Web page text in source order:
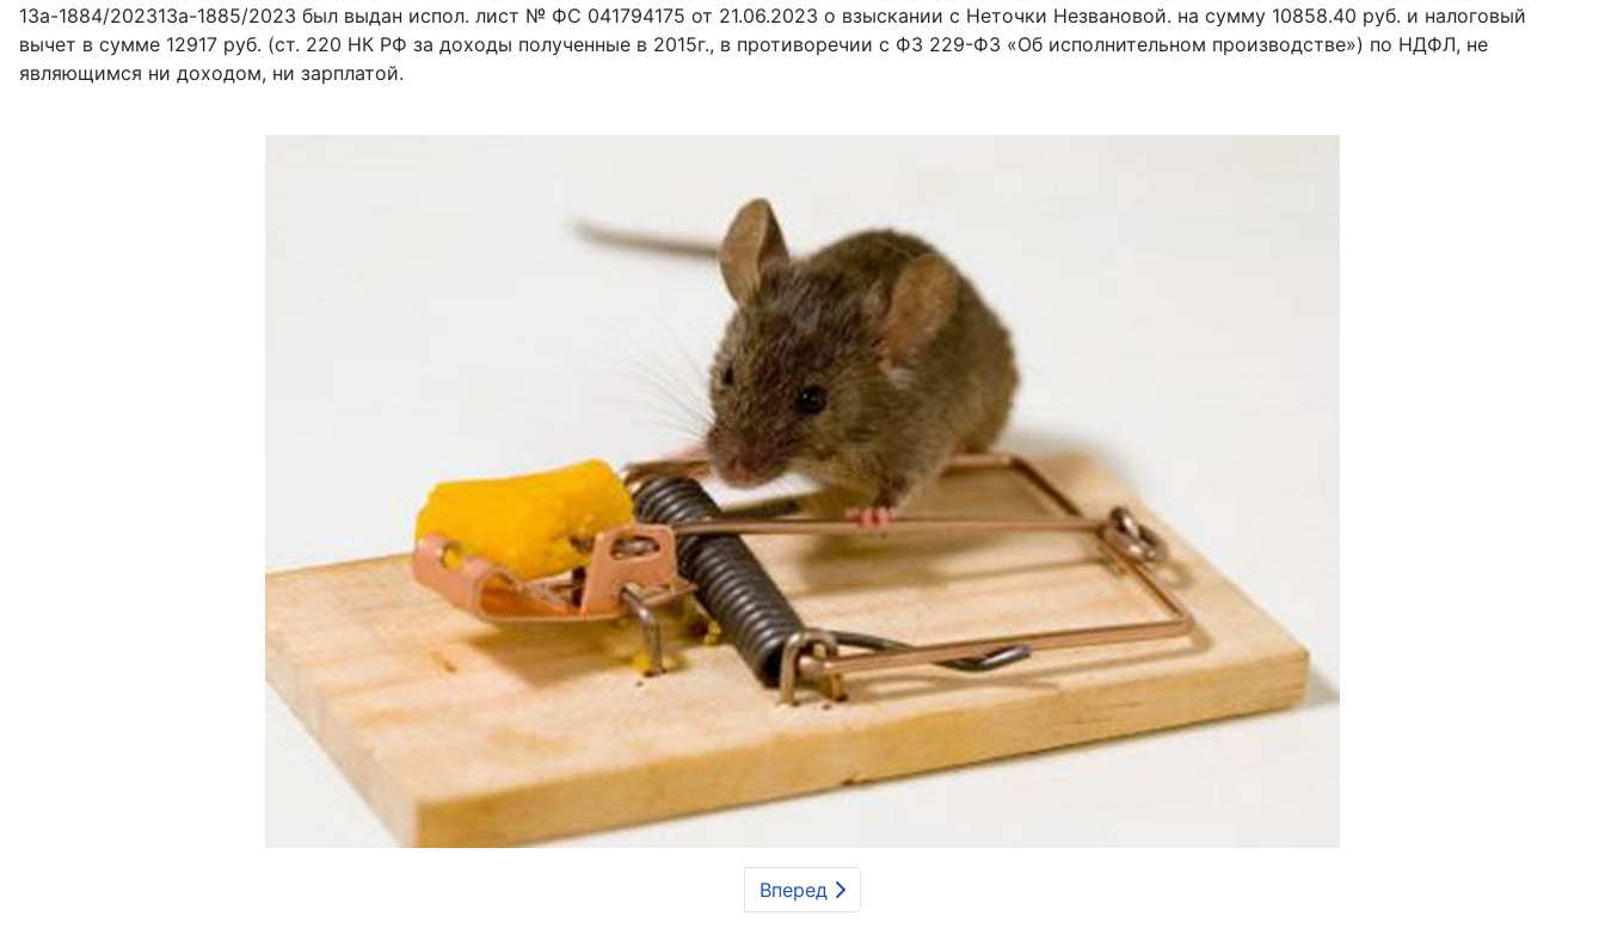
13а-1884/202313а-1885/2023 был выдан испол. лист № ФС 041794175 от 21.06.2023 о взыскании с Неточки Незвановой. на сумму 10858.40 руб. и налоговый
вычет в сумме 12917 руб. (ст. 220 НК РФ за доходы полученные в 2015г., в противоречии с ФЗ 229-ФЗ «Об исполнительном производстве») по НДФЛ, не
являющимся ни доходом, ни зарплатой.
Вперед